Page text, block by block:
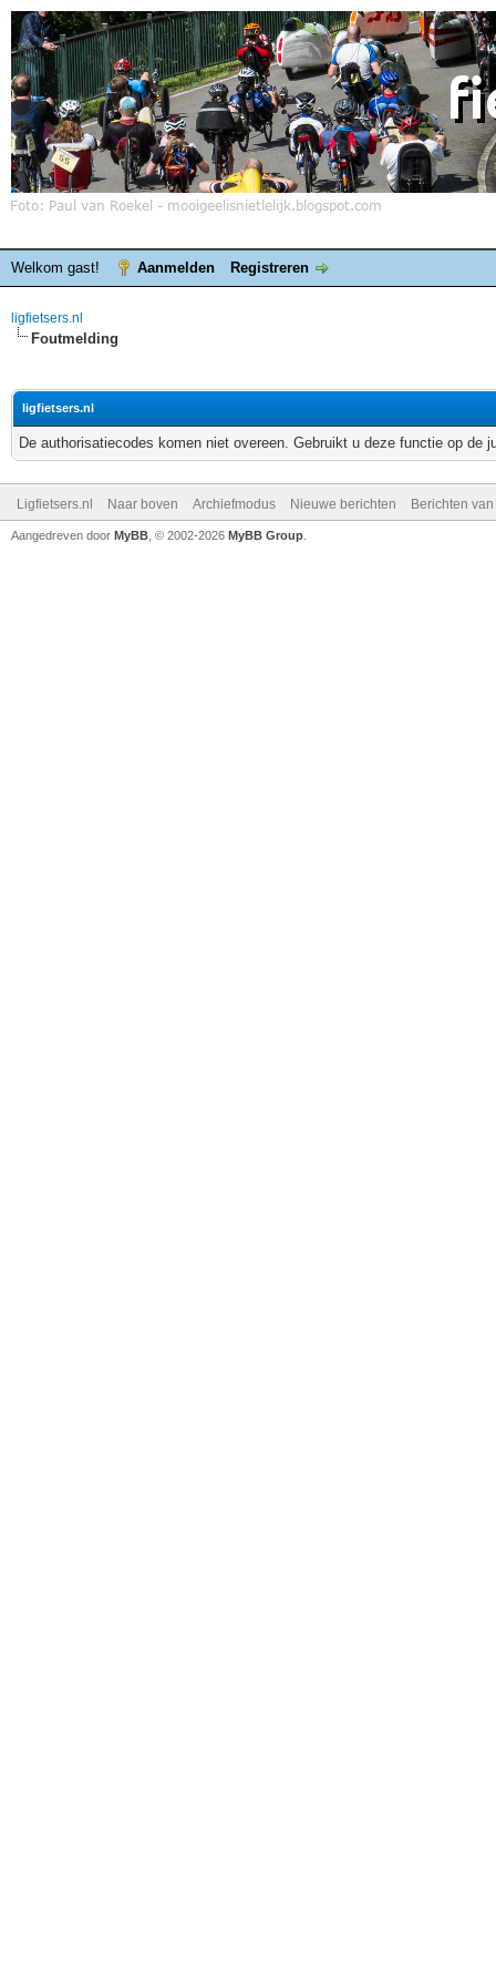
Welkom gast! Aanmelden Registreren
ligfietsers.nl
Foutmelding
ligfietsers.nl
De authorisatiecodes komen niet overeen. Gebruikt u deze functie op de
Ligfietsers.nl Naar boven Archiefmodus Nieuwe berichten Berichten
Aangedreven door MyBB , © 2002-2026 MyBB Group